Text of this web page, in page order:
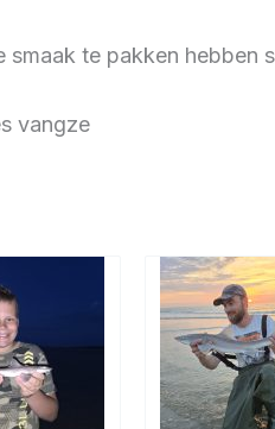
smaak te pakken hebben
vangze